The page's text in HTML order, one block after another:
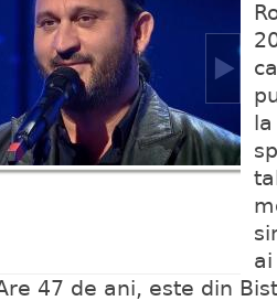
47 de ani, este din